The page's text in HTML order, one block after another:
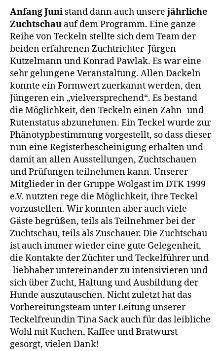
Anfang Juni stand dann auch unsere jährliche
Zuchtschau auf dem Programm. Eine ganze
Reihe von Teckeln stellte sich dem Team der
beiden erfahrenen Zuchtrichter Jürgen
Kutzelmann und Konrad Pawlak. Es war eine
sehr gelungene Veranstaltung. Allen Dackeln
konnte ein Formwert zuerkannt werden, den
Jüngeren ein „vielversprechend“. Es bestand
die Möglichkeit, den Teckeln einen Zahn- und
Rutenstatus abzunehmen. Ein Teckel wurde zur
Phänotypbestimmung vorgestellt, so dass dieser
nun eine Registerbescheinigung erhalten und
damit an allen Ausstellungen, Zuchtschauen
und Prüfungen teilnehmen kann. Unserer
Mitglieder in der Gruppe Wolgast im DTK 1999
e.V. nutzten rege die Möglichkeit, ihre Teckel
vorzustellen. Wir konnten aber auch viele
Gäste begrüßen, teils als Teilnehmer bei der
Zuchtschau, teils als Zuschauer. Die Zuchtschau
ist auch immer wieder eine gute Gelegenheit,
die Kontakte der Züchter und Teckelführer und
-liebhaber untereinander zu intensivieren und
sich über Zucht, Haltung und Ausbildung der
Hunde auszutauschen. Nicht zuletzt hat das
Vorbereitungsteam unter Leitung unserer
Teckelfreundin Tina Sack auch für das leibliche
Wohl mit Kuchen, Kaffee und Bratwurst
gesorgt, vielen Dank!